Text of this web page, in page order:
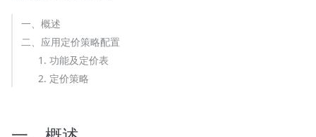
一、概述
二、应用定价策略配置
1. 功能及定价表
2. 定价策略